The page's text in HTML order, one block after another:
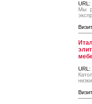
URL:
Мы
URL: